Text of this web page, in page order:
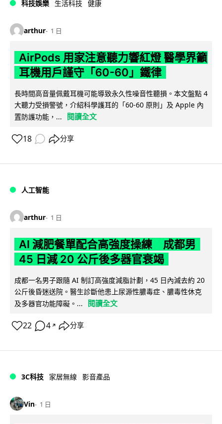
科技娛樂 生活科技 健康
arthur 1 日
AirPods 用家注意聽力響紅燈 醫學界籲
耳機用戶謹守「60-60」鐵律
長時間高音量佩戴耳機可能導致永久性噪音性聽損。本文盤點 4
大聽力受損警號，介紹科學護耳的「60-60 原則」及 Apple 內
置防護功能，...
閱讀全文
18 分享
人工智能
arthur 1 日
AI 減肥餐單配合高強度操練 成都男
45 日減 20 公斤後多器官衰竭
成都一名男子跟隨 AI 制訂高強度減脂計劃，45 日內減去約 20
公斤後昏迷送院。醫生診斷他患上尿源性膿毒症、膿毒性休克
及多器官功能障礙。...
閱讀全文
22 4 ↗ 分享
3C科技 家居無線 影音產品
Vin 1 日